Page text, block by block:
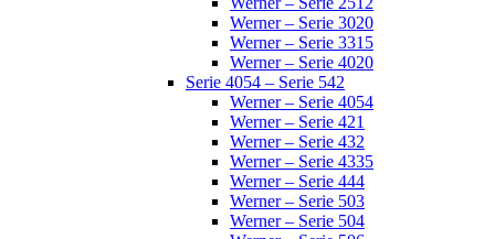
Werner – Serie 3020
Werner – Serie 3315
Werner – Serie 4020
Serie 4054 – Serie 542
Werner – Serie 4054
Werner – Serie 421
Werner – Serie 432
Werner – Serie 4335
Werner – Serie 444
Werner – Serie 503
Werner – Serie 504